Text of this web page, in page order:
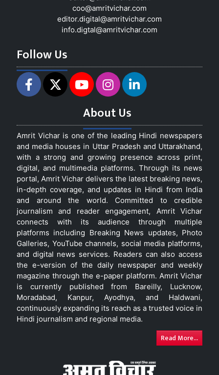
coo@amritvichar.com
editor.digital@amritvichar.com
info.digtal@amritvichar.com
Follow Us
About Us
Amrit Vichar is one of the leading Hindi newspapers
and media houses in Uttar Pradesh and Uttarakhand,
with a strong and growing presence across print,
digital, and multimedia platforms. Through its news
portal, Amrit Vichar delivers the latest breaking news,
in-depth coverage, and updates in Hindi from India
and around the world. Committed to credible
journalism and reader engagement, Amrit Vichar
connects with its audience through multiple
platforms including Breaking News updates, Photo
Galleries, YouTube channels, social media platforms,
and digital news services. Readers can also access
the e-version of the daily newspaper and weekly
magazine through the e-paper platform. Amrit Vichar
is currently published from Bareilly, Lucknow,
Moradabad, Kanpur, Ayodhya, and Haldwani,
continuously expanding its reach as a trusted voice in
Hindi journalism and regional media.
Read More...